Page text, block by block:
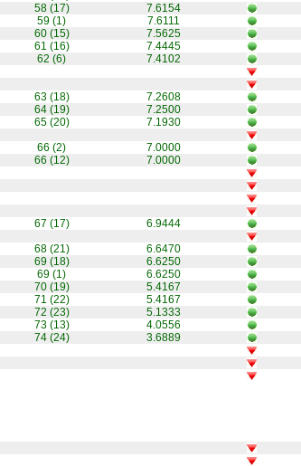
58 (17) 7.6154
59 (1)
7.6111
60 (15)
7.5625
61 (16) 7.4445
62 (6)
7.4102
63 (18) 7.2608
64 (19) 7.2500
65 (20) 7.1930
66 (2)
7.0000
66 (12) 7.0000
67 (17) 6.9444
68 (21) 6.6470
69 (18) 6.6250
69 (1) 6.6250
70 (19) 5.4167
71 (22) 5.4167
72 (23) 5.1333
73 (13) 4.0556
74 (24) 3.6889